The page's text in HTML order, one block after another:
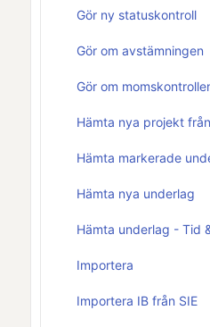
Gör ny statuskontroll
Gör om avstämningen
Gör om
Hämta nya projekt
Hämta markerade
Hämta nya underlag
Hämta underlag - Tid
Importera
Importera IB från SIE